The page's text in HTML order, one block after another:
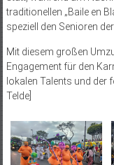
traditionellen „Baile en
speziell den Senioren
Mit diesem großen
Engagement für den
lokalen Talents und der
Telde]